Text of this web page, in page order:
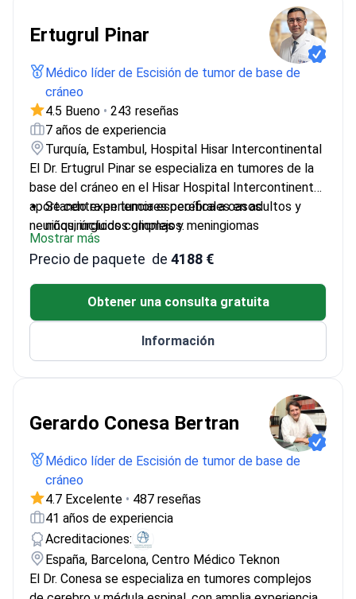
Ertugrul Pinar
Médico líder de Escisión de tumor de base de
cráneo
4.5 Bueno • 243 reseñas
7 años de experiencia
Turquía, Estambul, Hospital Hisar Intercontinental
El Dr. Ertugrul Pinar se especializa en tumores de la
base del cráneo en el Hisar Hospital Intercontinental,
aportando experiencia específica a casos
neuroquirúrgicos complejos.
Se centra en tumores cerebrales en adultos y
niños, incluidos gliomas y meningiomas
Formado en neurocirugía en la Universidad de
Marmara, una de las facultades de medicina
líderes en Turquía
Gestiona todos los tipos de tumores de la base
del cráneo, desde adenomas hipofisarios hasta
masas en la fosa posterior
Mostrar más
Precio de paquete de 4188 €
Obtener una consulta gratuita
Información
Gerardo Conesa Bertran
Médico líder de Escisión de tumor de base de
cráneo
4.7 Excelente • 487 reseñas
41 años de experiencia
Acreditaciones:
España, Barcelona, Centro Médico Teknon
El Dr. Conesa se especializa en tumores complejos